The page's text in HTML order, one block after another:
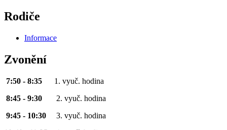
Rodiče
Informace
Zvonění
7:50 - 8:35 1. vyuč. hodina
8:45 - 9:30 2. vyuč. hodina
9:45 - 10:30 3. vyuč. hodina